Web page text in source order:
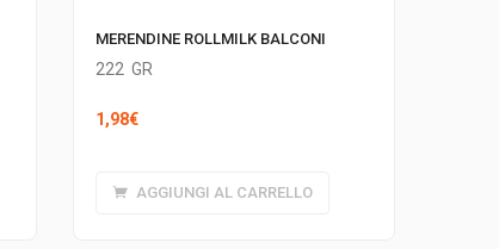
MERENDINE ROLLMILK BALCONI
222 GR
1,98€
AGGIUNGI AL CARRELLO